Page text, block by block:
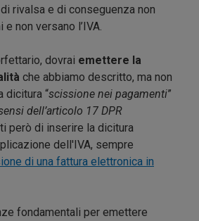
rivalsa e di conseguenza non
non versano l’IVA.
dovrai emettere la
che abbiamo descritto, ma non
dicitura “scissione nei pagamenti”
dell’articolo 17 DPR
però di inserire la dicitura
dell'IVA, sempre
di una fattura elettronica in
fondamentali per emettere